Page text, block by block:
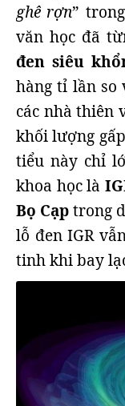
ghê rợn”
văn học đã
đen siêu
hàng tỉ lần so
các nhà thiên
khối lượng
tiểu này chỉ
khoa học là
Bọ Cạptrong
lỗ đen IGR
tinh khi bay